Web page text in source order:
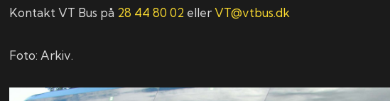
Kontakt VT Bus på 28 44 80 02 ellerVT@vtbus.dk
Foto: Arkiv.